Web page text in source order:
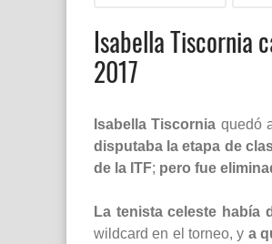
Isabella Tiscornia
2017
Isabella Tiscornia quedó
disputaba la etapa de
de la ITF; pero fue
La tenista celeste había
wildcard en el torneo, y a